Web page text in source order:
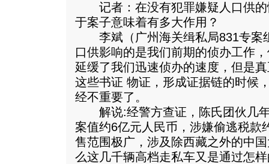
记者：在没有犯罪嫌疑人口供的
于案子意味着有多大作用？
李斌（广州海关缉私局831专案
口供影响的是我们前期的侦办工作
延缓了我们迅速侦办的速度，但是
这些书证 物证，形成证据链的时候
经不重要了。
解说:经警方查证，陈氏团伙几年
案值约6亿元人民币，涉嫌偷逃税款
售范围极广，涉及除西藏之外的中
么这几千辆高档走私车又是通过怎